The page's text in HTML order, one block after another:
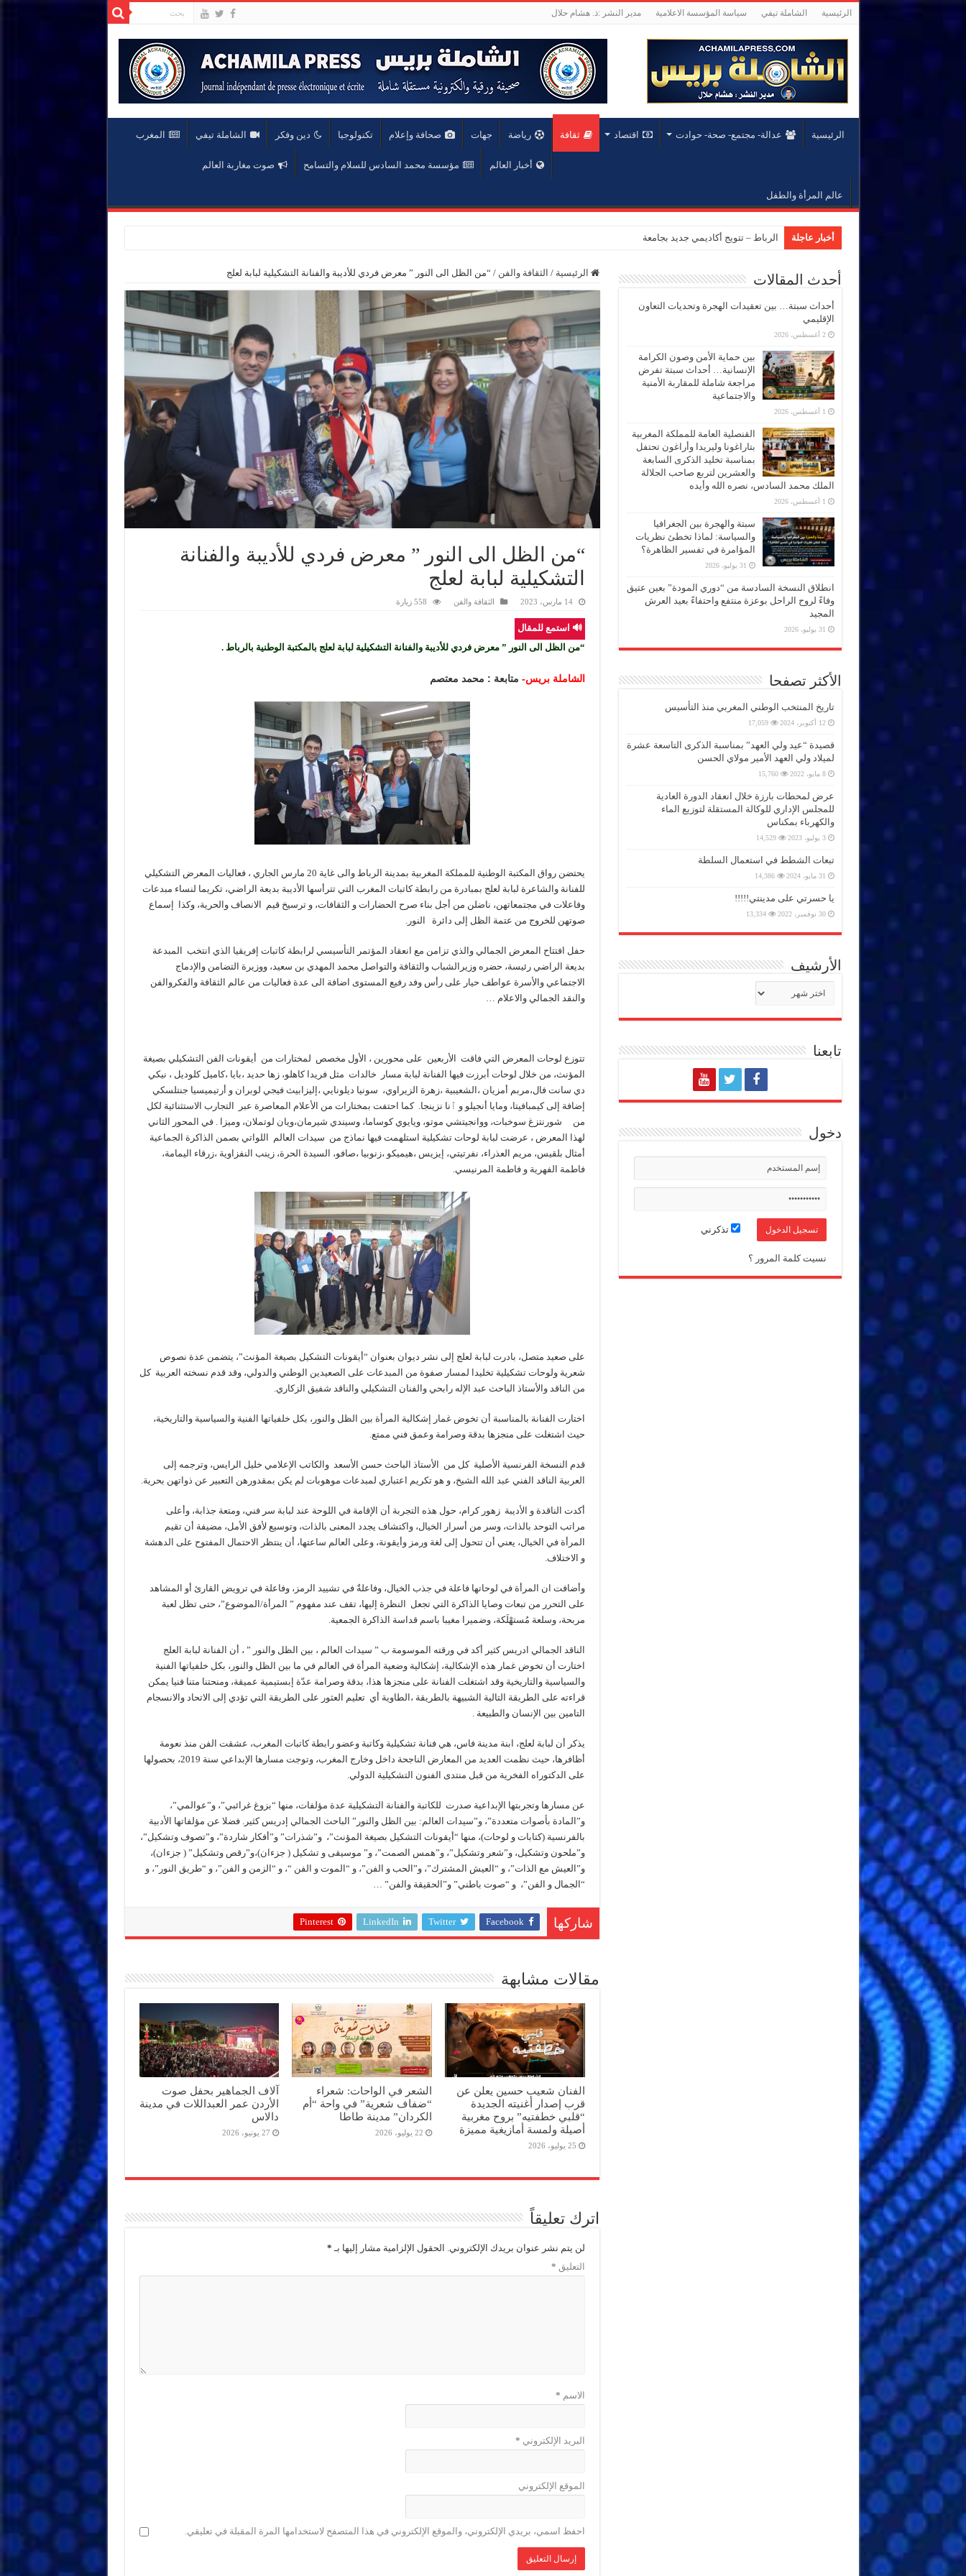
الرئيسية الشاملة تيفي سياسة المؤسسة الاعلامية مدير النشر :ذ. هشام حلال
الرئيسية عدالة- مجتمع- صحة- حوادت اقتصاد ثقافة رياضة جهات صحافة وإعلام تكنولوجيا دين وفكر الشاملة تيفي المغرب
أخبار العالم مؤسسة محمد السادس للسلام والتسامح صوت مغاربة العالم
عالم المرأة والطفل
أخبار عاجلة الرباط – تتويج أكاديمي جديد بجامعة محمد الخامس
الرئيسية / الثقافة والفن / “من الظل الى النور ” معرض فردي للأديبة والفنانة التشكيلية لبابة لعلج
“من الظل الى النور ” معرض فردي للأديبة والفنانة
التشكيلية لبابة لعلج
14 مارس، 2023 الثقافة والفن 558 زيارة
🔊 استمع للمقال
“من الظل الى النور ” معرض فردي للأديبة والفنانة التشكيلية لبابة لعلج بالمكتبة الوطنية بالرباط .
الشاملة بريس- متابعة : محمد معتصم
يحتضن رواق المكتبة الوطنية للمملكة المغربية بمدينة الرباط والى غاية 20 مارس الجاري ، فعاليات المعرض التشكيلي
للفنانة والشاعرة لبابة لعلج بمبادرة من رابطة كاتبات المغرب التي تترأسها الأديبة بديعة الراضي، تكريما لنساء مبدعات
وفاعلات في مجتمعاتهن، ناضلن من أجل بناء صرح الحضارات و الثقافات، و ترسيخ قيم الانصاف والحرية، وكذا إسماع
صوتهن للخروج من عتمة الظل إلى دائرة النور.
حفل افتتاح المعرض الجمالي والذي تزامن مع انعقاد المؤتمر التأسيسي لرابطة كاتبات إفريقيا الذي انتخب المبدعة
بديعة الراضي رئيسة، حضره وزيرالشباب والثقافة والتواصل محمد المهدي بن سعيد، ووزيرة التضامن والإدماج
الاجتماعي والأسرة عواطف حيار على رأس وفد رفيع المستوى اضافة الى عدة فعاليات من عالم الثقافة والفكروالفن
والنقد الجمالي والاعلام …
تتوزع لوحات المعرض التي فاقت الأربعين على محورين ، الأول مخصص لمختارات من أيقونات الفن التشكيلي بصيغة
المؤنث، من خلال لوحات أبرزت فيها الفنانة لبابة مسار خالدات مثل فريدا كاهلو، زها حديد ،بايا ،كاميل كلوديل ، نيكي
دي سانت فال،مربم أمزيان ،الشعيبية ،زهرة الزيراوي، سونيا ديلونايي ،إليزابيث فيجي لوبران و أرتيميسيا جنتلسكي
إضافة إلى كيمبافيتا، ومايا أنجيلو و ٱنا نزينجا. كما احتفت بمختارات من الأعلام المعاصرة عبر التجارب الاستثنائية لكل
من شورنتزغ سوخبات، ووانجيتشي موتو، ويايوي كوساما، وسيندي شيرمان،ويان لوتملان، وميزا . في المحور الثاني
لهذا المعرض ، عرضت لبابة لوحات تشكيلية استلهمت فيها نماذج من سيدات العالم اللواتي بصمن الذاكرة الجماعية
أمثال بلقيس، مريم العذراء، نفرتيتي، إيزيس ،هيميكو ،زنوبيا ،صافو، السيدة الحرة، زينب النفزاوية ،زرقاء اليمامة،
فاطمة الفهرية و فاطمة المرنيسي.
على صعيد متصل، بادرت لبابة لعلج إلى نشر ديوان بعنوان “أيقونات التشكيل بصيغة المؤنث”، يتضمن عدة نصوص
شعرية ولوحات تشكيلية تخليدا لمسار صفوة من المبدعات على الصعيدين الوطني والدولي، وقد قدم نسخته العربية كل
من الناقد والأستاذ الباحث عبد الإله رابحي والفنان التشكيلي والناقد شفيق الزكاري.
اختارت الفنانة بالمناسبة أن تخوض غمار إشكالية المرأة بين الظل والنور، بكل خلفياتها الفنية والسياسية والتاريخية،
حيث اشتغلت على منجزها بدقة وصرامة وعمق فني ممتع.
قدم النسخة الفرنسية الأصلية كل من الأستاذ الباحث حسن الأسعد والكاتب الإعلامي خليل الرايس، وترجمه إلى
العربية الناقد الفني عبد الله الشيخ، و هو تكريم اعتباري لمبدعات موهوبات لم يكن بمقدورهن التعبير عن ذواتهن بحرية.
أكدت الناقدة و الأديبة زهور كرام، حول هذه التجربة أن الإقامة في اللوحة عند لبابة سر فني، ومتعة جذابة، وأعلى
مراتب التوحد بالذات، وسر من أسرار الخيال، واكتشاف يجدد المعنى بالذات، وتوسيع لأفق الأمل، مضيفة أن تقيم
المرأة في الخيال، يعني أن تتحول إلى لغة ورمز وأيقونة، وعلى العالم ساعتها، أن ينتظر الاحتمال المفتوح على الدهشة
و الاختلاف.
وأضافت ان المرأة في لوحاتها فاعلة في جذب الخيال، وفاعلةٌ في تشييد الرمز، وفاعلة في ترويض القارئ أو المشاهد
على التحرر من تبعات وصايا الذاكرة التي تجعل النظرة إليها، تقف عند مفهوم ” المرأة/الموضوع”، حتى تظل لعبة
مربحة، وسلعة مُستهْلَكة، وضميرا مغيبا باسم قداسة الذاكرة الجمعية.
الناقد الجمالي ادريس كثير أكد في ورقته الموسومة ب ” سيدات العالم ، بين الظل والنور ” ، أن الفنانة لبابة العلج
اختارت أن تخوض غمار هذه الإشكالية، إشكالية وضعية المرأة في العالم في ما بين الظل والنور، بكل خلفياتها الفنية
والسياسية والتاريخية وقد اشتغلت الفنانة على منجزها هذا، بدقة وصرامة عدّة إبستيمية عميقة، ومنحتنا متنا فنيا يمكن
قراءته على الطريقة التالية الشبيهة بالطريقة ،الطاوية أي تعليم العثور على الطريقة التي تؤدي إلى الاتحاد والانسجام
التامين بين الإنسان والطبيعة .
يذكر أن لبابة لعلج، ابنة مدينة فاس، هي فنانة تشكيلية وكاتبة وعضو رابطة كاتبات المغرب، عشقت الفن منذ نعومة
أظافرها، حيث نظمت العديد من المعارض الناجحة داخل وخارج المغرب، وتوجت مسارها الإبداعي سنة 2019، بحصولها
على الدكتوراه الفخرية من قبل منتدى الفنون التشكيلية الدولي.
عن مسارها وتجربتها الإبداعية صدرت للكاتبة والفنانة التشكيلية عدة مؤلفات، منها “بزوغ غرائبي”، و”عوالمي”،
و”المادة بأصوات متعددة”، و”سيدات العالم: بين الظل والنور” الباحث الجمالي إدريس كثير. فضلا عن مؤلفاتها الأدبية
بالفرنسية (كتابات و لوحات)، منها “أيقونات التشكيل بصيغة المؤنث”، و”شذرات” و”أفكار شاردة”، و”تصوف وتشكيل”،
و”ملحون وتشكيل، و”شعر وتشكيل”، و”همس الصمت”، و” موسيقى و تشكيل ( جزءان)،و”رقص وتشكيل” ( جزءان)،
و”العيش مع الذات”، و “العيش المشترك”، و”الحب و الفن”، و “الموت و الفن “، و “الزمن و الفن”، و “طريق النور”، و
“الجمال و الفن”، و “صوت باطني” و”الحقيقة والفن” …
شاركها Facebook
Twitter
LinkedIn
Pinterest
مقالات مشابهة
الفنان شعيب حسين يعلن عن
قرب إصدار أغنيته الجديدة
“قلبي خطفتيه” بروح مغربية
أصيلة ولمسة أمازيغية مميزة
25 يوليو، 2026
الشعر في الواحات: شعراء
“ضفاف شعرية” في واحة “أم
الكردان” مدينة طاطا
22 يوليو، 2026
آلاف الجماهير بحفل صوت
الأردن عمر العبداللات في مدينة
دالاس
27 يونيو، 2026
اترك تعليقاً
لن يتم نشر عنوان بريدك الإلكتروني. الحقول الإلزامية مشار إليها بـ *
التعليق *
الاسم *
البريد الإلكتروني *
الموقع الإلكتروني
احفظ اسمي، بريدي الإلكتروني، والموقع الإلكتروني في هذا المتصفح لاستخدامها المرة المقبلة في تعليقي.
أحدث المقالات
أحداث سبتة… بين تعقيدات الهجرة وتحديات التعاون
الإقليمي
2 أغسطس، 2026
بين حماية الأمن وصون الكرامة
الإنسانية… أحداث سبتة تفرض
مراجعة شاملة للمقاربة الأمنية
والاجتماعية
1 أغسطس، 2026
القنصلية العامة للمملكة المغربية
بتاراغونا وليريدا وأراغون تحتفل
بمناسبة تخليد الذكرى السابعة
والعشرين لتربع صاحب الجلالة
الملك محمد السادس، نصره الله وأيده
1 أغسطس، 2026
سبتة والهجرة بين الجغرافيا
والسياسة: لماذا تخطئ نظريات
المؤامرة في تفسير الظاهرة؟
31 يوليو، 2026
انطلاق النسخة السادسة من “دوري المودة” بعين عتيق
وفاءً لروح الراحل بوعزة منتفع واحتفاءً بعيد العرش
المجيد
31 يوليو، 2026
الأكثر تصفحا
تاريخ المنتخب الوطني المغربي منذ التأسيس
12 أكتوبر، 2024 17,059
قصيدة “عيد ولي العهد” بمناسبة الذكرى التاسعة عشرة
لميلاد ولي العهد الأمير مولاي الحسن
8 مايو، 2022 15,760
عرض لمحطات بارزة خلال انعقاد الدورة العادية
للمجلس الإداري للوكالة المستقلة لتوزيع الماء
والكهرباء بمكناس
3 يوليو، 2023 14,529
تبعات الشطط في استعمال السلطة
31 مايو، 2024 14,386
يا حسرتي على مدينتي!!!!!
30 نوفمبر، 2022 13,334
الأرشيف
تابعنا
دخول
تذكرني
نسيت كلمة المرور ؟